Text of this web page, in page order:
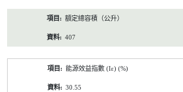
額定總容積（公升）
407
能源效益指數 (Iε) (%)
30.55